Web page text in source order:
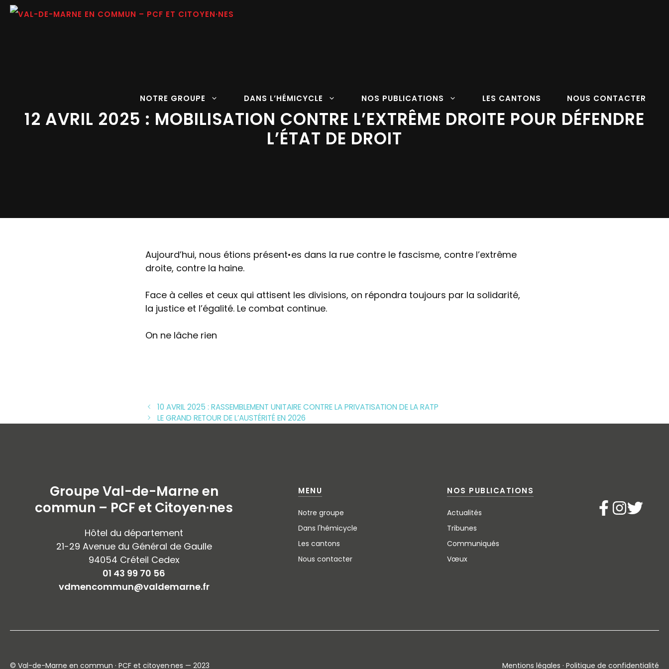
Aller
NOTRE GROUPE DANS L’HÉMICYCLE NOS PUBLICATIONS LES CANTONS NOUS CONTACTER
12 AVRIL 2025 : MOBILISATION CONTRE L’EXTRÊME DROITE POUR DÉFENDRE
L’ÉTAT DE DROIT
Aujourd’hui, nous étions présent•es dans la rue contre le fascisme, contre l’extrême
droite, contre la haine.
Face à celles et ceux qui attisent les divisions, on répondra toujours par la solidarité,
la justice et l’égalité. Le combat continue.
On ne lâche rien
10 AVRIL 2025 : RASSEMBLEMENT UNITAIRE CONTRE LA PRIVATISATION DE LA RATP
LE GRAND RETOUR DE L’AUSTÉRITÉ EN 2026
Groupe Val-de-Marne en
commun – PCF et Citoyen·nes
Hôtel du département
21-29 Avenue du Général de Gaulle
94054 Créteil Cedex
01 43 99 70 56
vdmencommun@valdemarne.fr
MENU
Notre groupe
Dans l'hémicycle
Les cantons
Nous contacter
NOS PUBLICATIONS
Actualités
Tribunes
Communiqués
Vœux
© Val-de-Marne en commun · PCF et citoyen·nes — 2023 Mentions légales · Politique de confidentialité